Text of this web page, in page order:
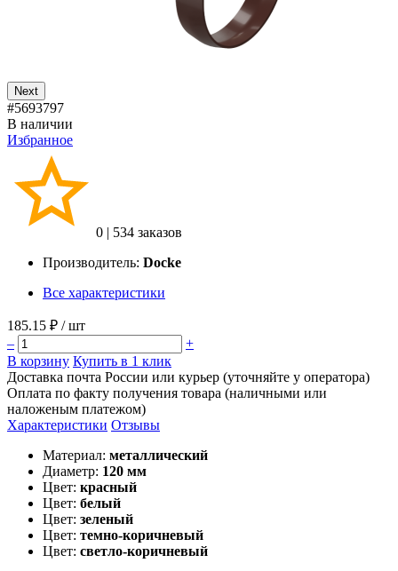
Next
#5693797
В наличии
Избранное
0 | 534 заказов
Производитель: Docke
Все характеристики
185.15 ₽ / шт
–
+
В корзину Купить в 1 клик
Доставка почта России или курьер (уточняйте у оператора)
Оплата по факту получения товара (наличными или
наложеным платежом)
Характеристики Отзывы
Материал: металлический
Диаметр: 120 мм
Цвет: красный
Цвет: белый
Цвет: зеленый
Цвет: темно-коричневый
Цвет: светло-коричневый